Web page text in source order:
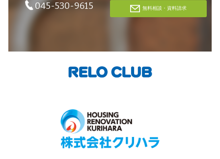
045-530-9615 無料相談・資料請求